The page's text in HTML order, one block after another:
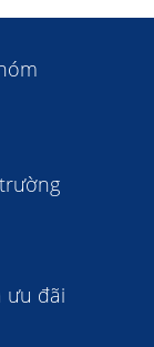
ưu đãi